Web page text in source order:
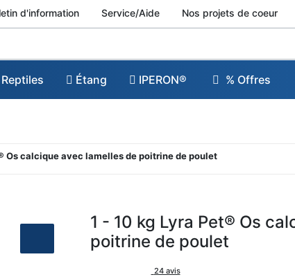
d'information Service/Aide Nos projets de coeur
Reptiles Étang IPERON® % Offres
Os calcique avec lamelles de poitrine de poulet
1 - 10 kg Lyra Pet® Os
poitrine de poulet
24 avis